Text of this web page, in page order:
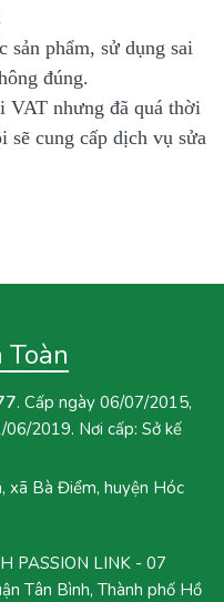
phẩm, sử dụng sai
đúng.
VAT nhưng đã quá thời
sẽ cung cấp dịch vụ sửa
. Cấp ngày 06/07/2015,
2019. Nơi cấp: Sở kế
xã Bà Điểm, huyện Hóc
PASSION LINK - 07
Tân Bình, Thành phố Hồ